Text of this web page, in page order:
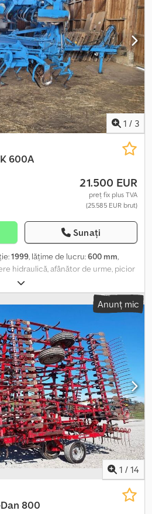
dinți, unghi de pivotare: 132 cm (0130)
min 33 cm (0140) Adâncime de
bandă de tracțiune: 14,5 cm, bandă de
fără sfârșit (0160) Bandă de cauciuc
de transport: 6,7 km/h (0180)
1 / 3
600A
21.500 EUR
preț fix plus TVA
(25.585 EUR brut)
Sunați
1999, lăţime de lucru:600 mm,
hidraulică, afânător de urme, picior
rabatabil hidraulic, cizmele de
tăvălug din oțel special,
locație: client Dsdpfx AszdhAnunț mic
1 / 14
800